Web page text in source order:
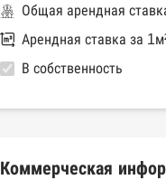
Общая арендная
Арендная ставка за
В собственность
Коммерческая